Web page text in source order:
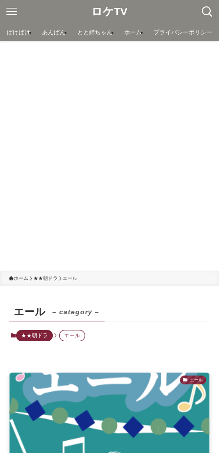
ロケTV
ばけばけ あんぱん とと姉ちゃん ホーム プライバシーポリシー
ホーム ★★朝ドラ エール
エール – category –
★★朝ドラ エール
エール